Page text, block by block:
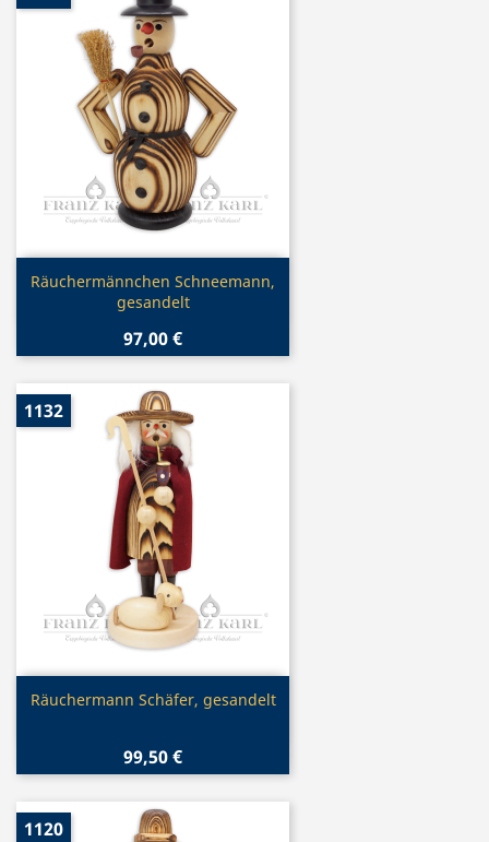
Vorschau
Räuchermännchen Schneemann,
gesandelt
97,00 €
Vorschau
Räuchermann Schäfer, gesandelt
99,50 €
1132
1120